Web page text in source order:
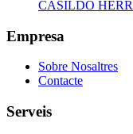
CASILDO
Empresa
Sobre Nosaltres
Contacte
Serveis